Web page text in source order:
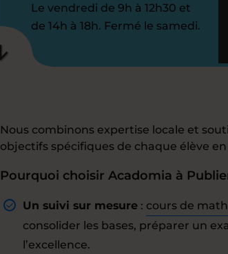
Le vendredi de 9h à 12h30 et
de 14h à 18h. Fermé le samedi.
Nous combinons expertise locale et
objectifs spécifiques de chaque élève
Pourquoi choisir Acadomia à
Un suivi sur mesure : cours de
consolider les bases, préparer un
l’excellence.